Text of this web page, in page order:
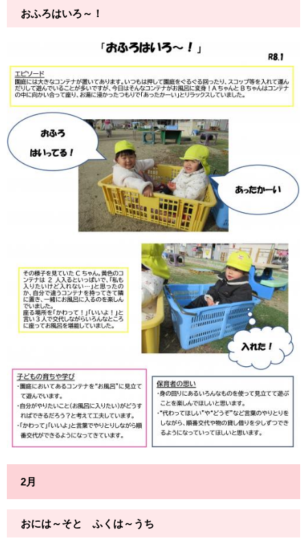
おふろはいろ～！
2月
おには～そと ふくは～うち